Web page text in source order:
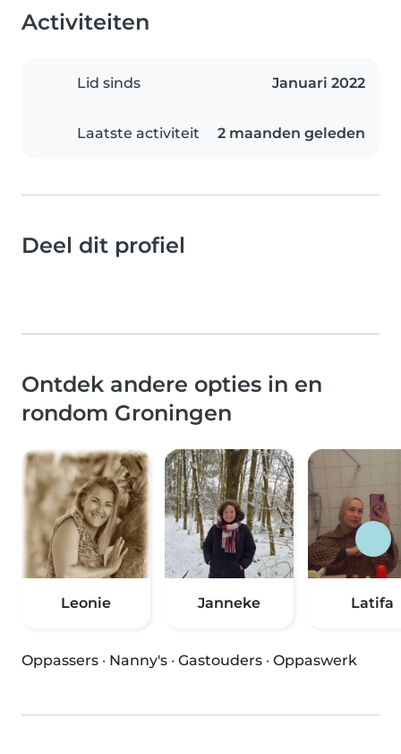
Activiteiten
Lid sinds Januari 2022
Laatste activiteit 2 maanden geleden
Deel dit profiel
Ontdek andere opties in en
rondom Groningen
Leonie Janneke Latifa
Oppassers · Nanny's · Gastouders · Oppaswerk